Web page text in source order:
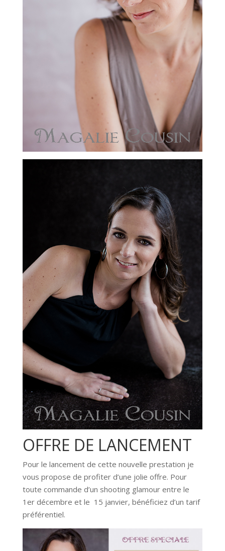
OFFRE DE LANCEMENT
Pour le lancement de cette nouvelle prestation je
vous propose de profiter d’une jolie offre. Pour
toute commande d’un shooting glamour entre le
1er décembre et le 15 janvier, bénéficiez d’un tarif
préférentiel.